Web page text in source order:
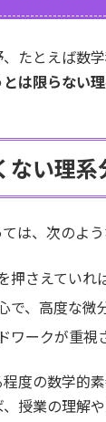
たとえば数
は限らない
ない理系
は、次のよう
押さえていれ
で、高度な微
ワークが重視
度の数学的
授業の理解